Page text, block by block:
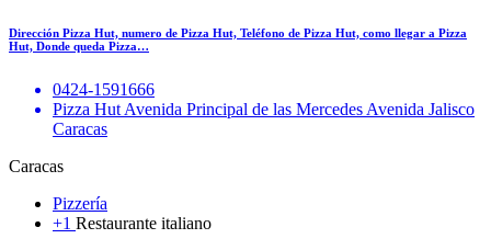
Dirección Pizza Hut, numero de Pizza Hut, Teléfono de Pizza Hut, como llegar a Pizza
Hut, Donde queda Pizza…
0424-1591666
Pizza Hut Avenida Principal de las Mercedes Avenida Jalisco
Caracas
Caracas
Pizzería
+1 Restaurante italiano